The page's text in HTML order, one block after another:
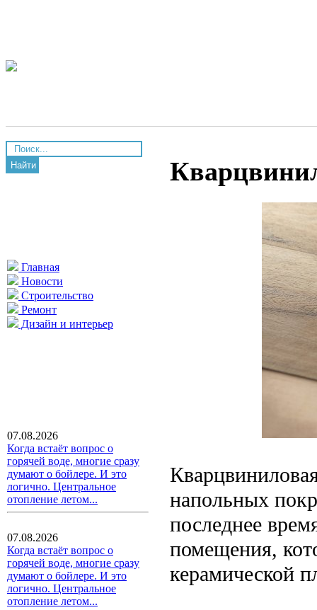
Найти
Главная
Новости
Строительство
Ремонт
Дизайн и интерьер
07.08.2026
Когда встаёт вопрос о
горячей воде, многие сразу
думают о бойлере. И это
логично. Центральное
отопление летом...
07.08.2026
Когда встаёт вопрос о
горячей воде, многие сразу
думают о бойлере. И это
логично. Центральное
отопление летом...
напольных
последнее
помещения,
керамической